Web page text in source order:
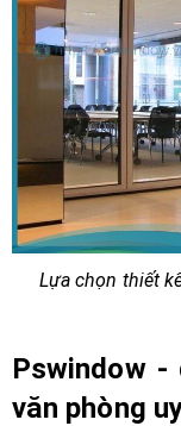
Lựa chọn thiết
Pswindow
văn phòng